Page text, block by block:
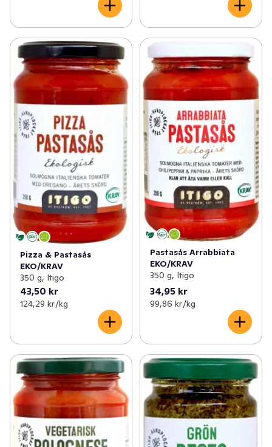
Pizza & Pastasås
EKO/KRAV
350 g, Itigo
43,50 kr
124,29 kr /kg
Pastasås Arrabbiata
EKO/KRAV
350 g, Itigo
34,95 kr
99,86 kr /kg